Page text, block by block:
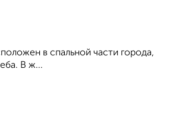
в спальной части города,
В ж...